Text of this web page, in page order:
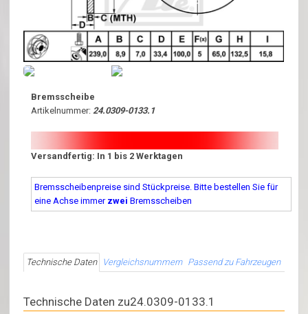
Bremsscheibe
Artikelnummer: 24.0309-0133.1
Versandfertig: In 1 bis 2 Werktagen
Bremsscheibenpreise sind Stückpreise. Bitte bestellen Sie für
eine Achse immer zwei Bremsscheiben
Technische Daten Vergleichsnummern Passend zu Fahrzeugen
Technische Daten zu24.0309-0133.1